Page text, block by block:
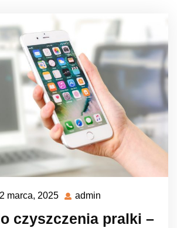
2 marca, 2025
2025
admin
czyszczenia pralki –